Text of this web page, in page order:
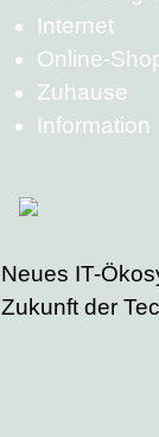
Internet
Online-
Zuhause
Information
Neues IT-
Zukunft der